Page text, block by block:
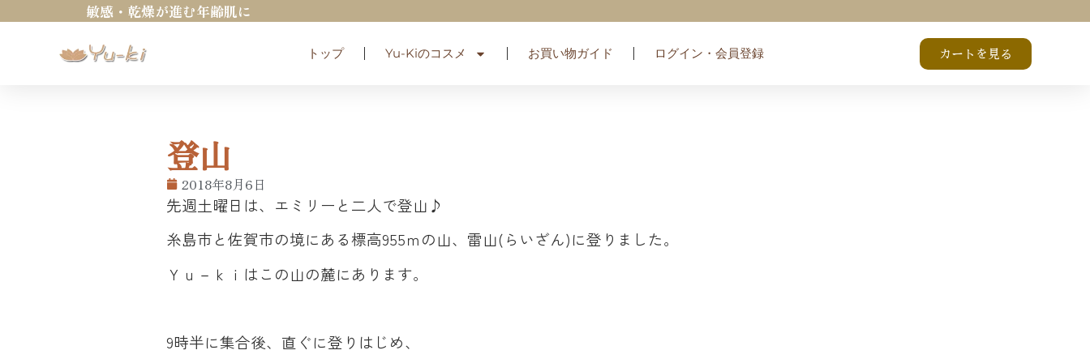
敏感・乾燥が進む年齢肌に
トップ Yu-Kiのコスメ お買い物ガイド ログイン・会員登録 カートを見る
登山
2018年8月6日
先週土曜日は、エミリーと二人で登山♪
糸島市と佐賀市の境にある標高955ｍの山、雷山(らいざん)に登りました。
Ｙｕ－ｋｉはこの山の麓にあります。
9時半に集合後、直ぐに登りはじめ、